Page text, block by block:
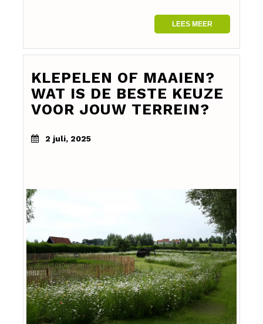
LEES MEER
KLEPELEN OF MAAIEN?
WAT IS DE BESTE KEUZE
VOOR JOUW TERREIN?
2 juli, 2025